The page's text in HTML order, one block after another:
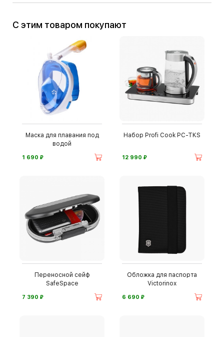
С этим товаром покупают
Маска для плавания под
водой
1 690 ⃏
Набор Profi Cook PC-TKS
12 990 ⃏
Переносной сейф
SafeSpace
7 390 ⃏
Обложка для паспорта
Victorinox
6 690 ⃏